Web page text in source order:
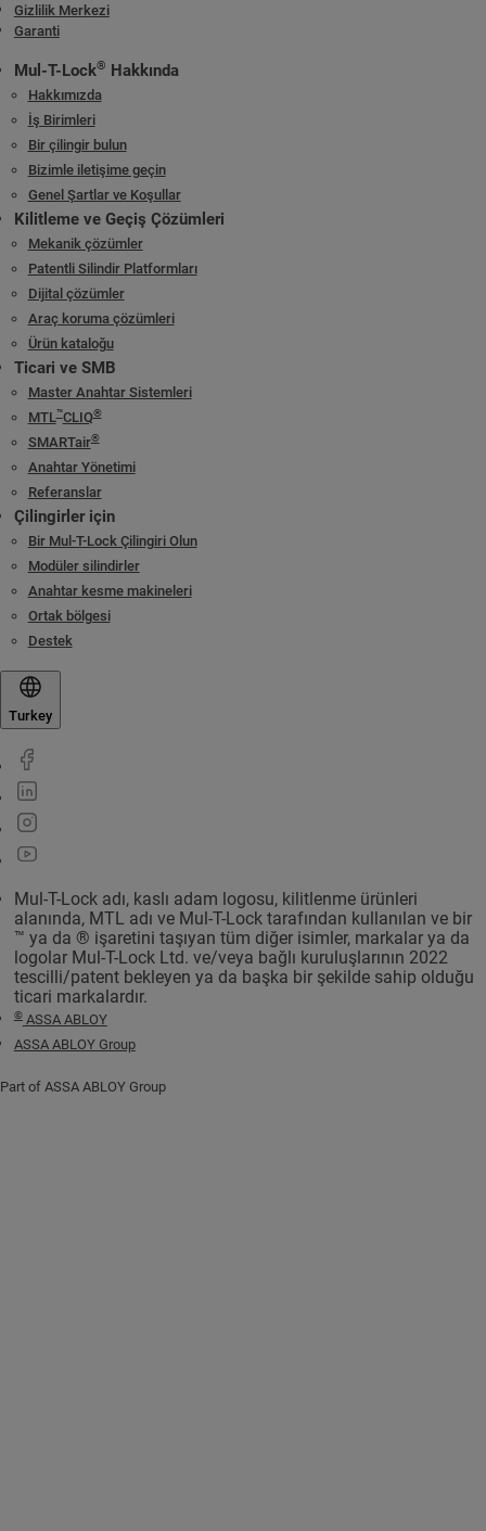
Gizlilik Merkezi
Garanti
Mul-T-Lock® Hakkında
Hakkımızda
İş Birimleri
Bir çilingir bulun
Bizimle iletişime geçin
Genel Şartlar ve Koşullar
Kilitleme ve Geçiş Çözümleri
Mekanik çözümler
Patentli Silindir Platformları
Dijital çözümler
Araç koruma çözümleri
Ürün kataloğu
Ticari ve SMB
Master Anahtar Sistemleri
MTL™CLIQ®
SMARTair®
Anahtar Yönetimi
Referanslar
Çilingirler için
Bir Mul-T-Lock Çilingiri Olun
Modüler silindirler
Anahtar kesme makineleri
Ortak bölgesi
Destek
Turkey
Mul-T-Lock adı, kaslı adam logosu, kilitlenme ürünleri
alanında, MTL adı ve Mul-T-Lock tarafından kullanılan ve bir
™ ya da ® işaretini taşıyan tüm diğer isimler, markalar ya da
logolar Mul-T-Lock Ltd. ve/veya bağlı kuruluşlarının 2022
tescilli/patent bekleyen ya da başka bir şekilde sahip olduğu
ticari markalardır.
©ASSA ABLOY
ASSA ABLOY Group
Part of ASSA ABLOY Group